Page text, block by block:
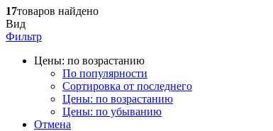
17товаров найдено
Вид
Фильтр
Цены: по возрастанию
По популярности
Сортировка от последнего
Цены: по возрастанию
Цены: по убыванию
Отмена